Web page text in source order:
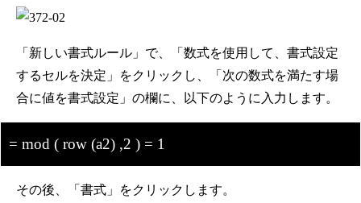
「新しい書式ルール」で、「数式を使用して、書式設定
するセルを決定」をクリックし、「次の数式を満たす場
合に値を書式設定」の欄に、以下のように入力します。
= mod ( row (a2) ,2 ) = 1
その後、「書式」をクリックします。